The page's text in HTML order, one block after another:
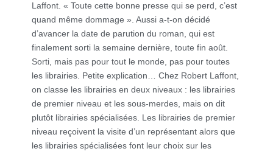
Laffont. « Toute cette bonne presse qui se perd, c’est
quand même dommage ». Aussi a-t-on décidé
d’avancer la date de parution du roman, qui est
finalement sorti la semaine dernière, toute fin août.
Sorti, mais pas pour tout le monde, pas pour toutes
les librairies. Petite explication… Chez Robert Laffont,
on classe les librairies en deux niveaux : les librairies
de premier niveau et les sous-merdes, mais on dit
plutôt librairies spécialisées. Les librairies de premier
niveau reçoivent la visite d’un représentant alors que
les librairies spécialisées font leur choix sur les